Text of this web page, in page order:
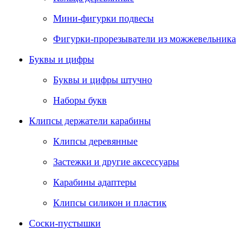
Мини-фигурки подвесы
Фигурки-прорезыватели из можжевельника
Буквы и цифры
Буквы и цифры штучно
Наборы букв
Клипсы держатели карабины
Клипсы деревянные
Застежки и другие аксессуары
Карабины адаптеры
Клипсы силикон и пластик
Соски-пустышки